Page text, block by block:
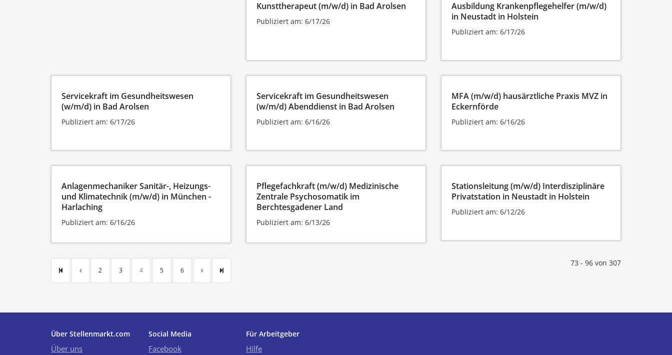
Kunsttherapeut (m/w/d) in Bad Arolsen
Publiziert am: 6/17/26
Ausbildung Krankenpflegehelfer (m/w/d)
in Neustadt in Holstein
Publiziert am: 6/17/26
Servicekraft im Gesundheitswesen
(w/m/d) in Bad Arolsen
Publiziert am: 6/17/26
Servicekraft im Gesundheitswesen
(w/m/d) Abenddienst in Bad Arolsen
Publiziert am: 6/16/26
MFA (m/w/d) hausärztliche Praxis MVZ in
Eckernförde
Publiziert am: 6/16/26
Anlagenmechaniker Sanitär-, Heizungs-
und Klimatechnik (m/w/d) in München -
Harlaching
Publiziert am: 6/16/26
Pflegefachkraft (m/w/d) Medizinische
Zentrale Psychosomatik im
Berchtesgadener Land
Publiziert am: 6/13/26
Stationsleitung (m/w/d) Interdisziplinäre
Privatstation in Neustadt in Holstein
Publiziert am: 6/12/26
2 3 4 5 6
73 - 96 von 307
Über Stellenmarkt.com
Über uns
Social Media
Facebook
Für Arbeitgeber
Hilfe